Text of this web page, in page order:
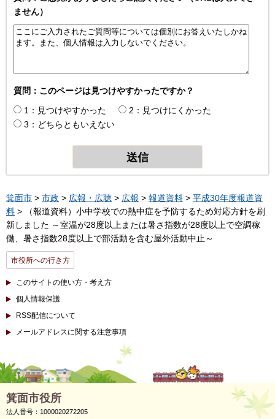
ません）
質問：このページは見つけやすかったですか？
1：見つけやすかった
2：見つけにくかった
3：どちらともいえない
箕面市 > 市政 > 広報・広聴 > 広報 > 報道資料 > 平成30年度報道資
料 > （報道資料）小中学校での熱中症を予防するため対応方針を刷
新しました ～室温が28度以上または暑さ指数が28度以上で空調稼
働、暑さ指数28度以上で部活動を含む屋外活動中止～
市役所への行き方
このサイトの使い方・考え方
個人情報保護
RSS配信について
メールアドレスに関する注意事項
箕面市役所
法人番号：1000020272205